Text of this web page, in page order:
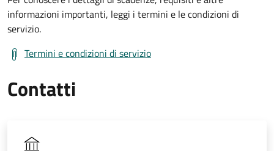
informazioni importanti, leggi i termini e le condizioni di
servizio.
Termini e condizioni di servizio
Contatti